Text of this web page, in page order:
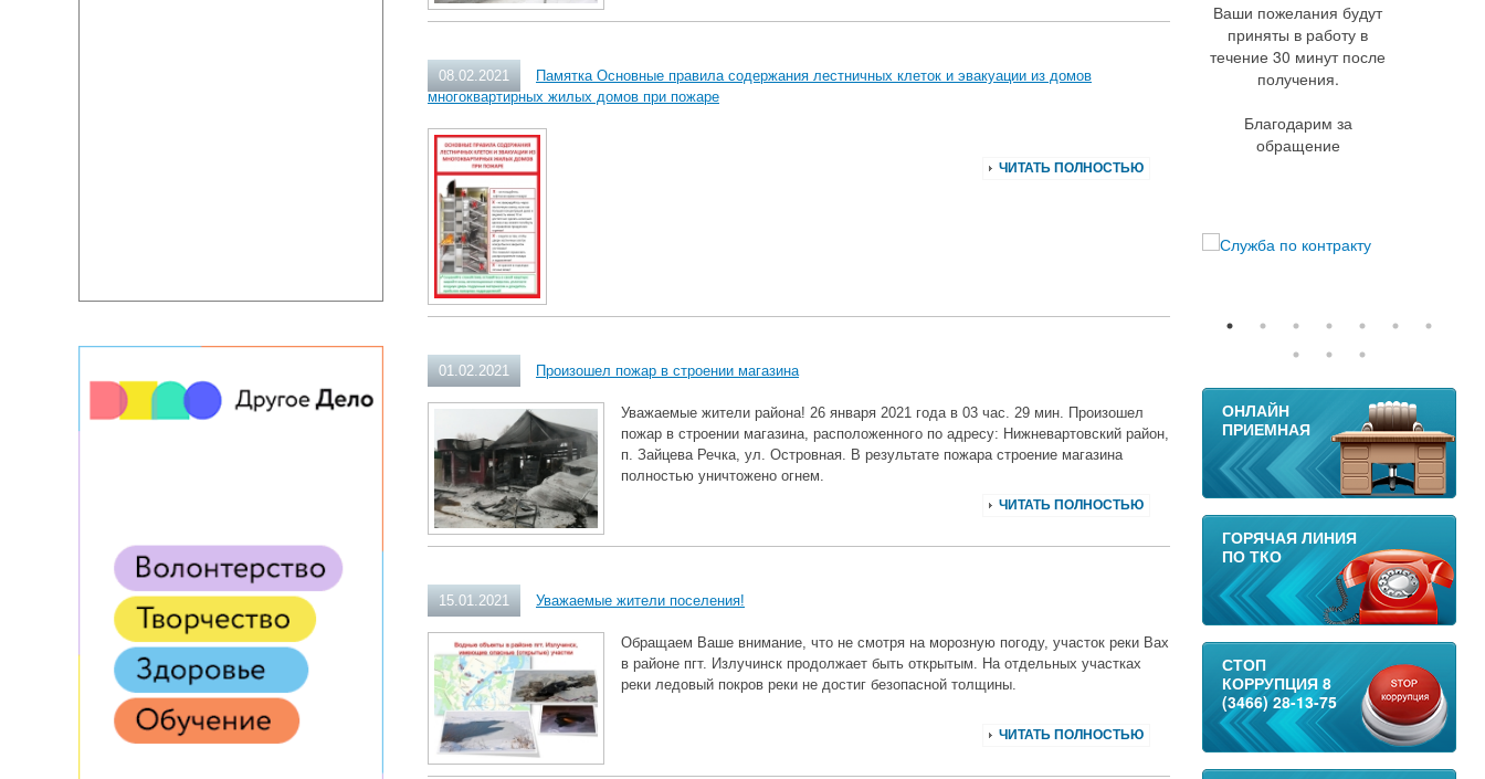
08.02.2021
Памятка Основные правила содержания лестничных клеток и эвакуации из домов
многоквартирных жилых домов при пожаре
ЧИТАТЬ ПОЛНОСТЬЮ
01.02.2021 Произошел пожар в строении магазина
Уважаемые жители района! 26 января 2021 года в 03 час. 29 мин. Произошел
пожар в строении магазина, расположенного по адресу: Нижневартовский район,
п. Зайцева Речка, ул. Островная. В результате пожара строение магазина
полностью уничтожено огнем.
ЧИТАТЬ ПОЛНОСТЬЮ
15.01.2021 Уважаемые жители поселения!
Обращаем Ваше внимание, что не смотря на морозную погоду, участок реки Вах
в районе пгт. Излучинск продолжает быть открытым. На отдельных участках
реки ледовый покров реки не достиг безопасной толщины.
ЧИТАТЬ ПОЛНОСТЬЮ
Ваши пожелания будут
приняты в работу в
течение 30 минут после
получения.
Благодарим за
обращение
11
ОНЛАЙН
ПРИЕМНАЯ
ГОРЯЧАЯ ЛИНИЯ
ПО ТКО
СТОП
КОРРУПЦИЯ 8
(3466) 28-13-75